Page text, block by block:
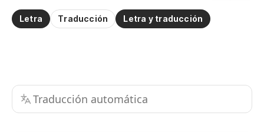
Letra Traducción Letra y traducción
Traducción automática